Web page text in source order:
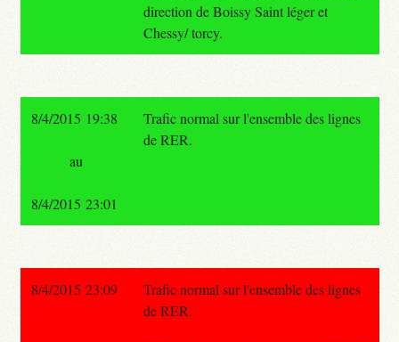
direction de Boissy Saint léger et
Chessy/ torcy.
8/4/2015 19:38
Trafic normal sur l'ensemble des lignes
de RER.
au
8/4/2015 23:01
8/4/2015 23:09
Trafic normal sur l'ensemble des lignes
de RER.